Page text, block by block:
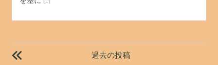
投
稿
過去の投稿